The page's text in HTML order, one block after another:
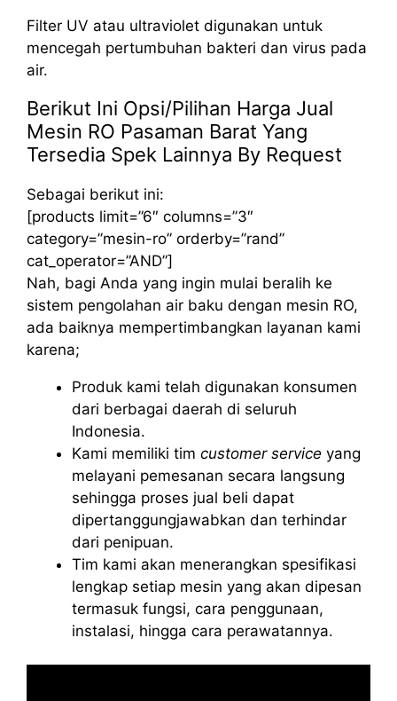
Filter UV atau ultraviolet digunakan untuk
mencegah pertumbuhan bakteri dan virus pada
air.
Berikut Ini Opsi/Pilihan Harga Jual
Mesin RO Pasaman Barat Yang
Tersedia Spek Lainnya By Request
Sebagai berikut ini:
[products limit=”6″ columns=”3″
category=”mesin-ro” orderby=”rand”
cat_operator=”AND”]
Nah, bagi Anda yang ingin mulai beralih ke
sistem pengolahan air baku dengan mesin RO,
ada baiknya mempertimbangkan layanan kami
karena;
Produk kami telah digunakan konsumen
dari berbagai daerah di seluruh
Indonesia.
Kami memiliki tim customer service yang
melayani pemesanan secara langsung
sehingga proses jual beli dapat
dipertanggungjawabkan dan terhindar
dari penipuan.
Tim kami akan menerangkan spesifikasi
lengkap setiap mesin yang akan dipesan
termasuk fungsi, cara penggunaan,
instalasi, hingga cara perawatannya.